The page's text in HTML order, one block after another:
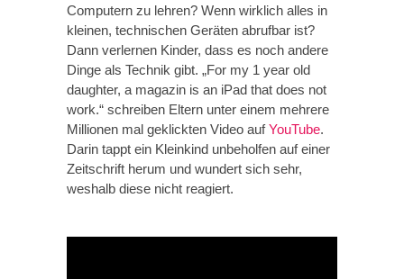
Computern zu lehren? Wenn wirklich alles in
kleinen, technischen Geräten abrufbar ist?
Dann verlernen Kinder, dass es noch andere
Dinge als Technik gibt. „For my 1 year old
daughter, a magazin is an iPad that does not
work.“ schreiben Eltern unter einem mehrere
Millionen mal geklickten Video aufYouTube.
Darin tappt ein Kleinkind unbeholfen auf einer
Zeitschrift herum und wundert sich sehr,
weshalb diese nicht reagiert.